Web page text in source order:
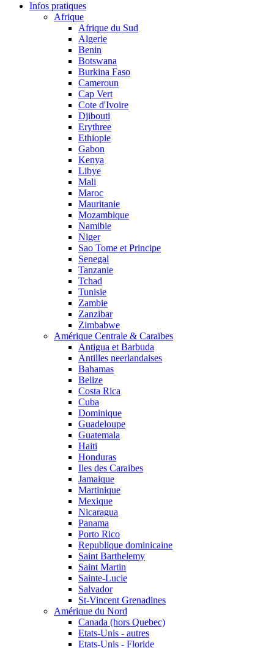
Infos pratiques
Afrique
Afrique du Sud
Algerie
Benin
Botswana
Burkina Faso
Cameroun
Cap Vert
Cote d'Ivoire
Djibouti
Erythree
Ethiopie
Gabon
Kenya
Libye
Mali
Maroc
Mauritanie
Mozambique
Namibie
Niger
Sao Tome et Principe
Senegal
Tanzanie
Tchad
Tunisie
Zambie
Zanzibar
Zimbabwe
Amérique Centrale & Caraïbes
Antigua et Barbuda
Antilles neerlandaises
Bahamas
Belize
Costa Rica
Cuba
Dominique
Guadeloupe
Guatemala
Haiti
Honduras
Iles des Caraibes
Jamaique
Martinique
Mexique
Nicaragua
Panama
Porto Rico
Republique dominicaine
Saint Barthelemy
Saint Martin
Sainte-Lucie
Salvador
St-Vincent Grenadines
Amérique du Nord
Canada (hors Quebec)
Etats-Unis - autres
Etats-Unis - Floride